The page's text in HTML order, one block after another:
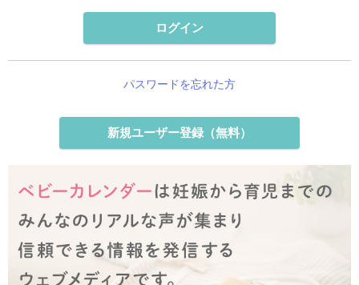
ログイン
パスワードを忘れた方
新規ユーザー登録（無料）